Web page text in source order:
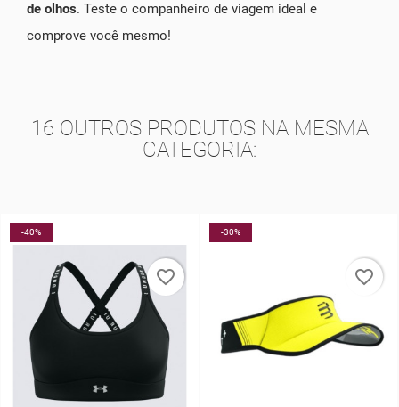
de olhos. Teste o companheiro de viagem ideal e
comprove você mesmo!
16 OUTROS PRODUTOS NA MESMA
CATEGORIA:
-40%
favorite_border
-30%
favorite_border